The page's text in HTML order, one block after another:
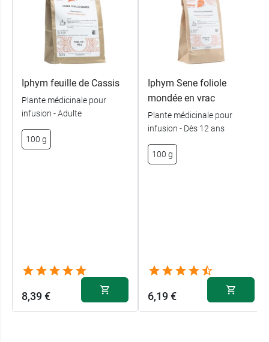
Iphym feuille de Cassis
Plante médicinale pour
infusion - Adulte
100 g
8,39 €
Iphym Sene foliole
mondée en vrac
Plante médicinale pour
infusion - Dès 12 ans
100 g
6,19 €